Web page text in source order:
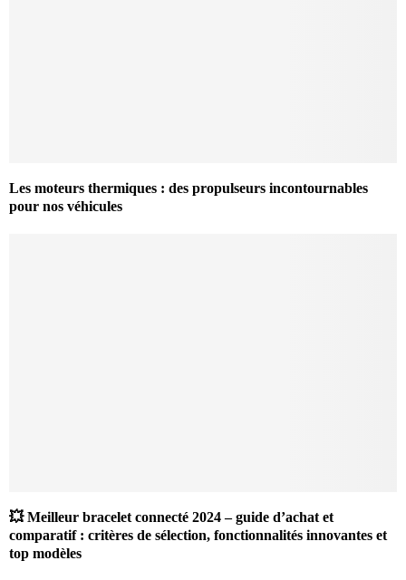
Les moteurs thermiques : des propulseurs incontournables
pour nos véhicules
💥 Meilleur bracelet connecté 2024 – guide d’achat et
comparatif : critères de sélection, fonctionnalités innovantes et
top modèles